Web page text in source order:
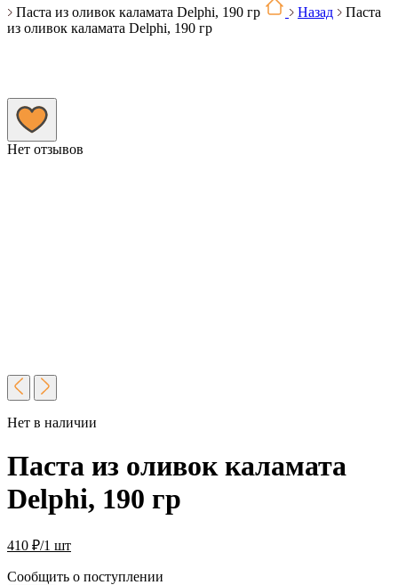
Паста из оливок каламата Delphi, 190 гр
Назад
Паста
из оливок каламата Delphi, 190 гр
Нет отзывов
Нет в наличии
Паста из оливок каламата
Delphi, 190 гр
410 ₽/1 шт
Сообщить о поступлении